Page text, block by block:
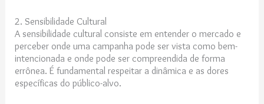
2. Sensibilidade Cultural
A sensibilidade cultural consiste em entender o mercado e
perceber onde uma campanha pode ser vista como bem-
intencionada e onde pode ser compreendida de forma
errônea. É fundamental respeitar a dinâmica e as dores
específicas do público-alvo.